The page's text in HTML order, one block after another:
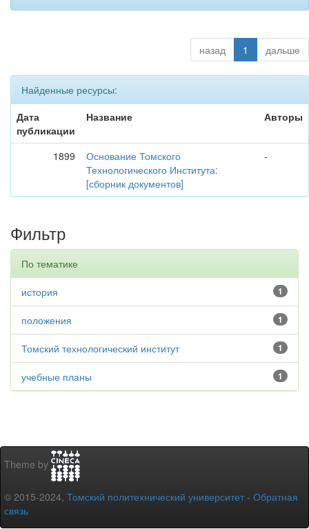
назад 1 дальше
Найденные ресурсы:
Дата
публикации
Название Авторы
1899
Основание Томского
Технологического Института:
[сборник документов]
-
Фильтр
По тематике
1
история
1
положения
1
Томский технологический институт
1
учебные планы
Theme by
© 2015-2024, Томский политехнический университет - Обратная
связь